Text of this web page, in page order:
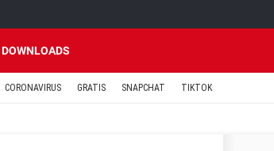
DOWNLOADS
CORONAVIRUS GRATIS SNAPCHAT TIKTOK